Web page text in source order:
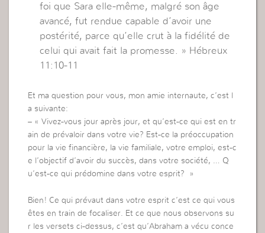
foi que Sara elle-même, malgré son âge
avancé, fut rendue capable d’avoir une
postérité, parce qu’elle crut à la fidélité de
celui qui avait fait la promesse. » Hébreux
11:10-11
Et ma question pour vous, mon amie internaute, c’est l
a suivante:
– « Vivez-vous jour après jour, et qu’est-ce qui est en tr
ain de prévaloir dans votre vie? Est-ce la préoccupation
pour la vie financière, la vie familiale, votre emploi, est-c
e l’objectif d’avoir du succès, dans votre société, … Q
u’est-ce qui prédomine dans votre esprit? »
Bien! Ce qui prévaut dans votre esprit c’est ce qui vous
êtes en train de focaliser. Et ce que nous observons su
r les versets ci-dessus, c’est qu’Abraham a vécu conce